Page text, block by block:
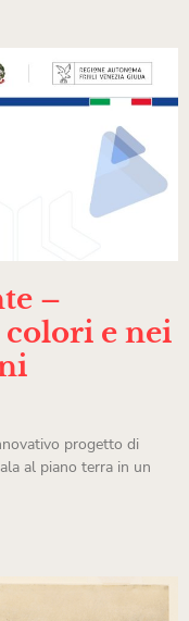
–
colori e nei
progetto di
al piano terra in un